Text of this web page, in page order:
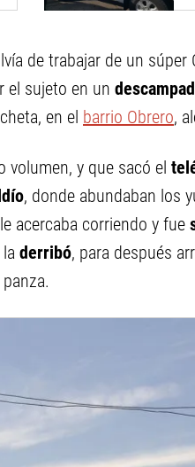
de trabajar de un súper
el sujeto en un
en el barrio Obrero,
volumen, y que sacó el
, donde abundaban los
acercaba corriendo y fue
derribó, para después